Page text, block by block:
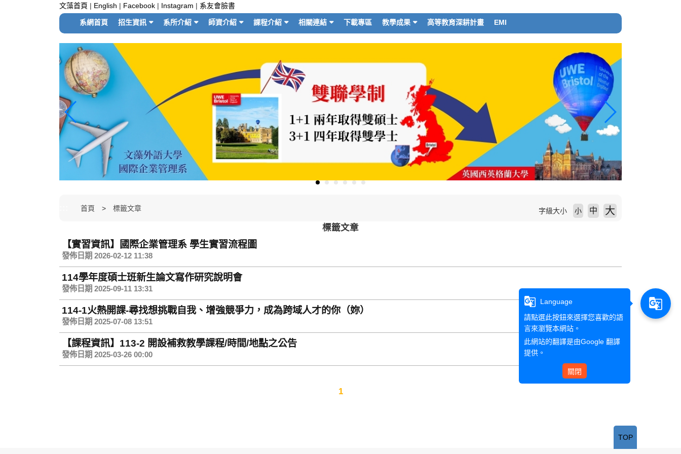
文藻首頁 | English | Facebook | Instagram | 系友會臉書
系網首頁 招生資訊 系所介紹 師資介紹 課程介紹 相關連結 下載專區 教學成果 高等教育深耕計畫 EMI
首頁 標籤文章 字級大小 小 中 大
標籤文章
【實習資訊】國際企業管理系 學生實習流程圖
發佈日期 2026-02-12 11:38
114學年度碩士班新生論文寫作研究說明會
發佈日期 2025-09-11 13:31
114-1火熱開課-尋找想挑戰自我、增強競爭力，成為跨域人才的你（妳）
發佈日期 2025-07-08 13:51
【課程資訊】113-2 開設補救教學課程/時間/地點之公告
發佈日期 2025-03-26 00:00
1
TOP
g_translate
Language
請點選此按鈕來選擇您喜歡的語
言來瀏覽本網站。
此網站的翻譯是由Google 翻譯
提供。
關閉
g_translate